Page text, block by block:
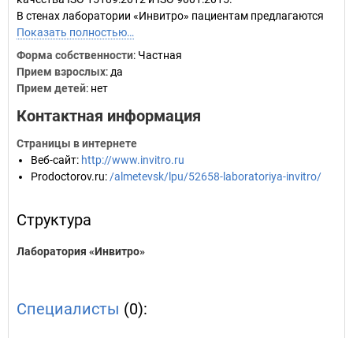
В стенах лаборатории «Инвитро» пациентам предлагаются
Показать полностью…
Форма собственности: Частная
Прием взрослых: да
Прием детей: нет
Контактная информация
Страницы в интернете
Веб-сайт: http://www.invitro.ru
Prodoctorov.ru: /almetevsk/lpu/52658-laboratoriya-invitro/
Структура
Лаборатория «Инвитро»
Специалисты (0):